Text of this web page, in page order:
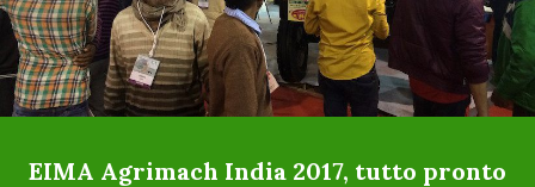
EIMA Agrimach India 2017, tutto pronto